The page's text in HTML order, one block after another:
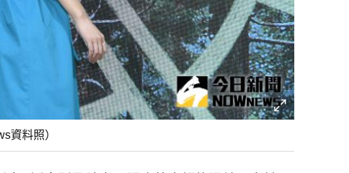
資料照）